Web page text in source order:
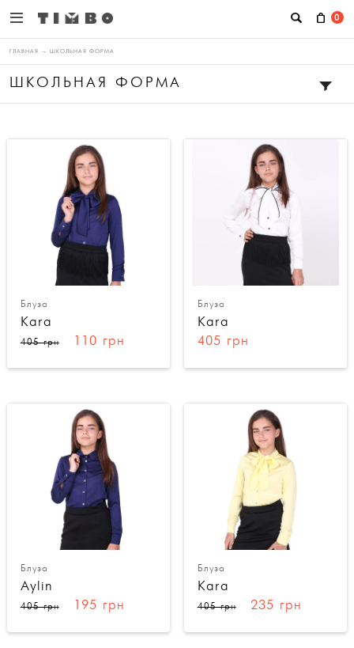
0
ГЛАВНАЯ → ШКОЛЬНАЯ ФОРМА
ШКОЛЬНАЯ ФОРМА
Блуза
Kara
405 грн 110 грн
Блуза
Kara
405 грн
Блуза
Aylin
405 грн 195 грн
Блуза
Kara
405 грн 235 грн